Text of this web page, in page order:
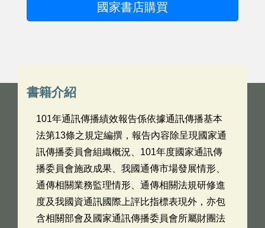
國家書店購買
書籍介紹
101年通訊傳播績效報告係依據通訊傳播基本
法第13條之規定編撰，報告內容除呈現國家通
訊傳播委員會組織概況、101年度國家通訊傳
播委員會施政成果、我國通傳市場發展情形、
通傳相關業務監理情形、通傳相關法規研修進
度及我國資通訊國際上評比指標表現外，亦包
含相關部會及國家通訊傳播委員會所屬財團法